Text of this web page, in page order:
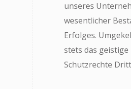
unseres
wesentlicher
Erfolges.
stets das
Schutzrechte